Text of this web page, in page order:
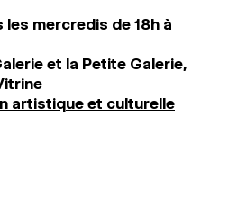
mercredis de 18h à
et la Petite Galerie,
artistique et culturelle